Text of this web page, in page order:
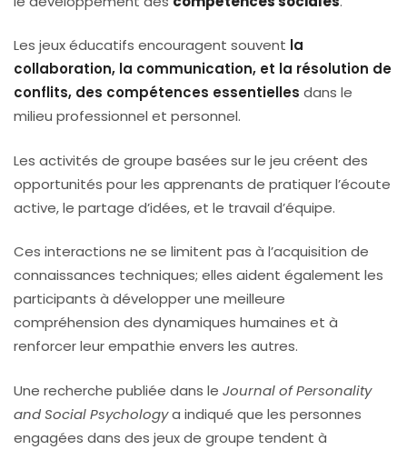
Les jeux éducatifs encouragent souvent la
collaboration, la communication, et la résolution de
conflits, des compétences essentielles dans le
milieu professionnel et personnel.
Les activités de groupe basées sur le jeu créent des
opportunités pour les apprenants de pratiquer l’écoute
active, le partage d’idées, et le travail d’équipe.
Ces interactions ne se limitent pas à l’acquisition de
connaissances techniques; elles aident également les
participants à développer une meilleure
compréhension des dynamiques humaines et à
renforcer leur empathie envers les autres.
Une recherche publiée dans le Journal of Personality
and Social Psychologya indiqué que les personnes
engagées dans des jeux de groupe tendent à